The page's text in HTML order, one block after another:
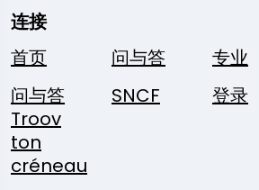
连接
首页
问与答 专业
问与答
Troov
ton
créneau
SNCF 登录